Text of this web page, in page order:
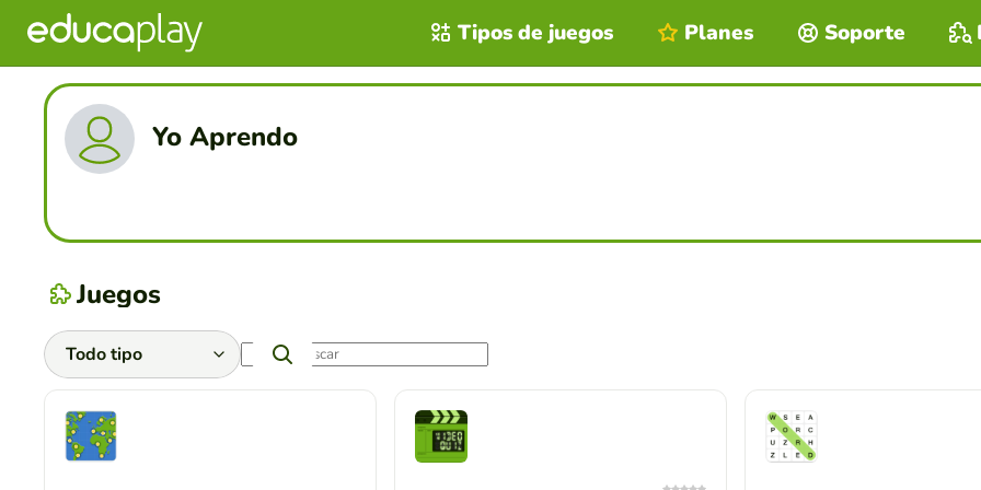
Tipos de juegos Planes Soporte
Yo Aprendo
Juegos